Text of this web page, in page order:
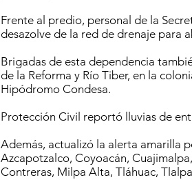
Frente al predio, personal de la
desazolve de la red de drenaje para
Brigadas de esta dependencia
de la Reforma y Río Tiber, en la
Hipódromo Condesa.
Protección Civil reportó lluvias de
Además, actualizó la alerta amarilla
Azcapotzalco, Coyoacán,
Contreras, Milpa Alta, Tláhuac,